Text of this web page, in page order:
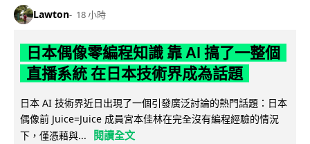
Lawton 18 小時
日本偶像零編程知識 靠 AI 搞了一整個
直播系統 在日本技術界成為話題
日本 AI 技術界近日出現了一個引發廣泛討論的熱門話題：日本
偶像前 Juice=Juice 成員宮本佳林在完全沒有編程經驗的情況
下，僅憑藉與...
閱讀全文